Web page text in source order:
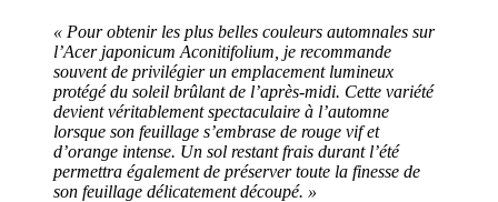
« Pour obtenir les plus belles couleurs automnales sur
l’Acer japonicum Aconitifolium, je recommande
souvent de privilégier un emplacement lumineux
protégé du soleil brûlant de l’après-midi. Cette variété
devient véritablement spectaculaire à l’automne
lorsque son feuillage s’embrase de rouge vif et
d’orange intense. Un sol restant frais durant l’été
permettra également de préserver toute la finesse de
son feuillage délicatement découpé. »